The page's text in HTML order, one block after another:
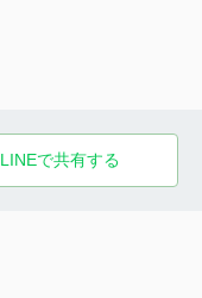
LINEで共有する